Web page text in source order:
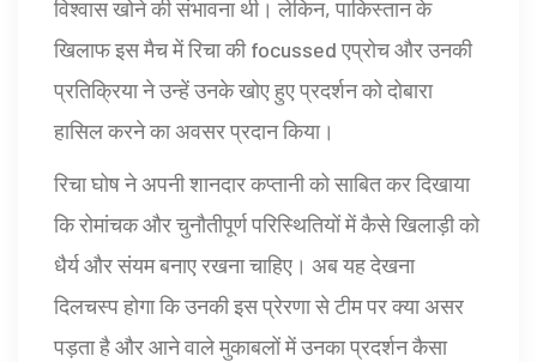
विश्वास खोने की संभावना थी। लेकिन, पाकिस्तान के
खिलाफ इस मैच में रिचा की focussed एप्रोच और उनकी
प्रतिक्रिया ने उन्हें उनके खोए हुए प्रदर्शन को दोबारा
हासिल करने का अवसर प्रदान किया।
रिचा घोष ने अपनी शानदार कप्तानी को साबित कर दिखाया
कि रोमांचक और चुनौतीपूर्ण परिस्थितियों में कैसे खिलाड़ी को
धैर्य और संयम बनाए रखना चाहिए। अब यह देखना
दिलचस्प होगा कि उनकी इस प्रेरणा से टीम पर क्या असर
पड़ता है और आने वाले मुकाबलों में उनका प्रदर्शन कैसा